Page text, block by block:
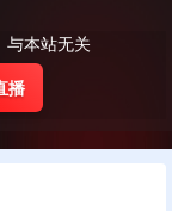
与本站无关
播